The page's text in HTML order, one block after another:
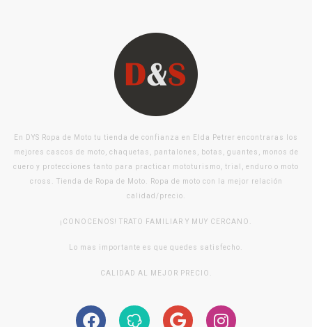
En DYS Ropa de Moto tu tienda de confianza en Elda Petrer encontraras los
mejores cascos de moto, chaquetas, pantalones, botas, guantes, monos de
cuero y protecciones tanto para practicar mototurismo, trial, enduro o moto
cross. Tienda de Ropa de Moto. Ropa de moto con la mejor relación
calidad/precio.
¡CONOCENOS! TRATO FAMILIAR Y MUY CERCANO.
Lo mas importante es que quedes satisfecho.
CALIDAD AL MEJOR PRECIO.